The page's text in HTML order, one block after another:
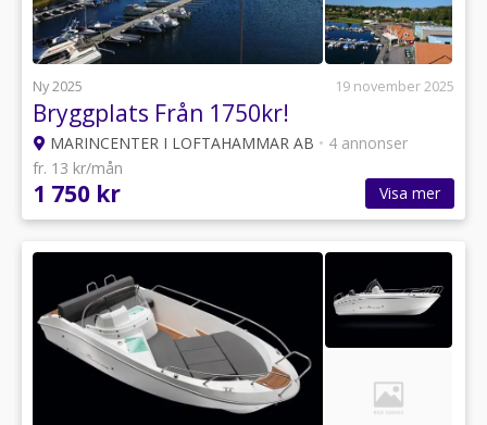
Ny 2025 19 november 2025
Bryggplats Från 1750kr!
MARINCENTER I LOFTAHAMMAR AB • 4 annonser
fr. 13 kr/mån
1 750 kr Visa mer